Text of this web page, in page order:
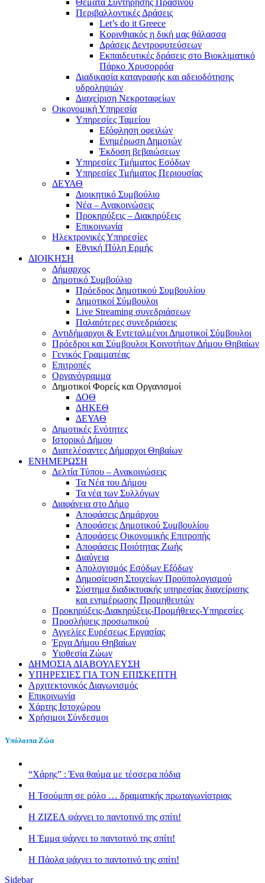
Περιβαλλοντικές Δράσεις
Let’s do it Greece
Kορινθιακός η δική μας θάλασσα
Δράσεις Δεντροφυτεύσεων
Εκπαιδευτικές δράσεις στο Βιοκλιματικό
Πάρκο Χρυσορρόα
Διαδικασία καταγραφής και αδειοδότησης
υδροληψιών
Διαχείριση Νεκροταφείων
Οικονομική Υπηρεσία
Υπηρεσίες Ταμείου
Εξόφληση οφειλών
Ενημέρωση Δημοτών
Έκδοση βεβαιώσεων
Υπηρεσίες Τμήματος Εσόδων
Υπηρεσίες Τμήματος Περιουσίας
ΔΕΥΑΘ
Διοικητικό Συμβούλιο
Νέα – Ανακοινώσεις
Προκηρύξεις – Διακηρύξεις
Επικοινωνία
Ηλεκτρονικές Υπηρεσίες
Εθνική Πύλη Ερμής
ΔΙΟΙΚΗΣΗ
Δήμαρχος
Δημοτικό Συμβούλιο
Πρόεδρος Δημοτικού Συμβουλίου
Δημοτικοί Σύμβουλοι
Live Streaming συνεδριάσεων
Παλαιότερες συνεδριάσεις
Αντιδήμαρχοι & Εντεταλμένοι Δημοτικοί Σύμβουλοι
Πρόεδροι και Σύμβουλοι Κοινοτήτων Δήμου Θηβαίων
Γενικός Γραμματέας
Επιτροπές
Οργανόγραμμα
Δημοτικοί Φορείς και Οργανισμοί
ΔΟΘ
ΔΗΚΕΘ
ΔΕΥΑΘ
Δημοτικές Ενότητες
Ιστορικό Δήμου
Διατελέσαντες Δήμαρχοι Θηβαίων
ΕΝΗΜΕΡΩΣΗ
Δελτία Τύπου – Ανακοινώσεις
Τα Νέα του Δήμου
Τα νέα των Συλλόγων
Διαφάνεια στο Δήμο
Αποφάσεις Δημάρχου
Αποφάσεις Δημοτικού Συμβουλίου
Αποφάσεις Οικονομικής Επιτροπής
Αποφάσεις Ποιότητας Ζωής
Διαύγεια
Απολογισμός Εσόδων Εξόδων
Δημοσίευση Στοιχείων Προϋπολογισμού
Σύστημα διαδικτυακής υπηρεσίας διαχείρισης
και ενημέρωσης Προμηθευτών
Προκηρύξεις-Διακηρύξεις-Προμήθειες-Υπηρεσίες
Προσλήψεις προσωπικού
Αγγελίες Ευρέσεως Εργασίας
Έργα Δήμου Θηβαίων
Υιοθεσία Ζώων
ΔΗΜΟΣΙΑ ΔΙΑΒΟΥΛΕΥΣΗ
ΥΠΗΡΕΣΙΕΣ ΓΙΑ ΤΟΝ ΕΠΙΣΚΕΠΤΗ
Αρχιτεκτονικός Διαγωνισμός
Επικοινωνία
Χάρτης Ιστοχώρου
Χρήσιμοι Σύνδεσμοι
Υπόλοιπα Ζώα
“Χάρης” : Ένα θαύμα με τέσσερα πόδια
H Τσούμπη σε ρόλο … δραματικής πρωταγωνίστριας
Η ΖΙΖΕΛ ψάχνει το παντοτινό της σπίτι!
H Έμμα ψάχνει το παντοτινό της σπίτι!
Η Πάολα ψάχνει το παντοτινό της σπίτι!
Sidebar